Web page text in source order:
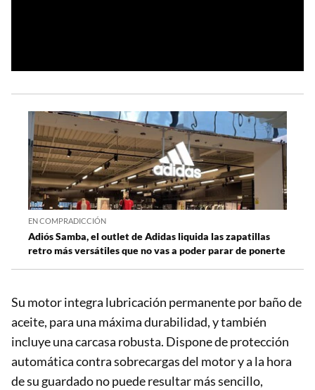
EN COMPRADICCIÓN
Adiós Samba, el outlet de Adidas liquida las zapatillas
retro más versátiles que no vas a poder parar de ponerte
Su motor integra lubricación permanente por baño de
aceite, para una máxima durabilidad, y también
incluye una carcasa robusta. Dispone de protección
automática contra sobrecargas del motor y a la hora
de su guardado no puede resultar más sencillo,